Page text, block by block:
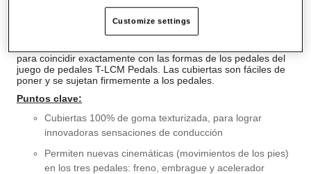
mejorar la experiencia de carrera de los usuarios —
garantizando una adherencia excelente a los pedales y
consiguiendo unos movimientos únicos de los pies.
para coincidir exactamente con las formas de los pedales del
juego de pedales T-LCM Pedals. Las cubiertas son fáciles de
poner y se sujetan firmemente a los pedales.
Puntos clave:
Cubiertas 100% de goma texturizada, para lograr
innovadoras sensaciones de conducción
Permiten nuevas cinemáticas (movimientos de los pies)
en los tres pedales: freno, embrague y acelerador
Customize settings